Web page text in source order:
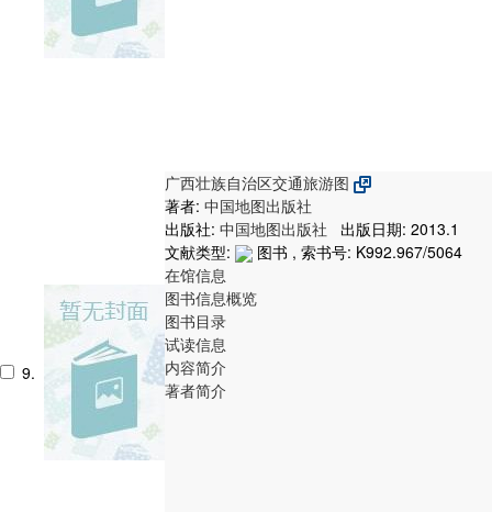
9.
广西壮族自治区交通旅游图
著者: 中国地图出版社
出版社: 中国地图出版社
出版日期: 2013.1
文献类型:
图书 , 索书号: K992.967/5064
在馆信息
图书信息概览
图书目录
试读信息
内容简介
著者简介